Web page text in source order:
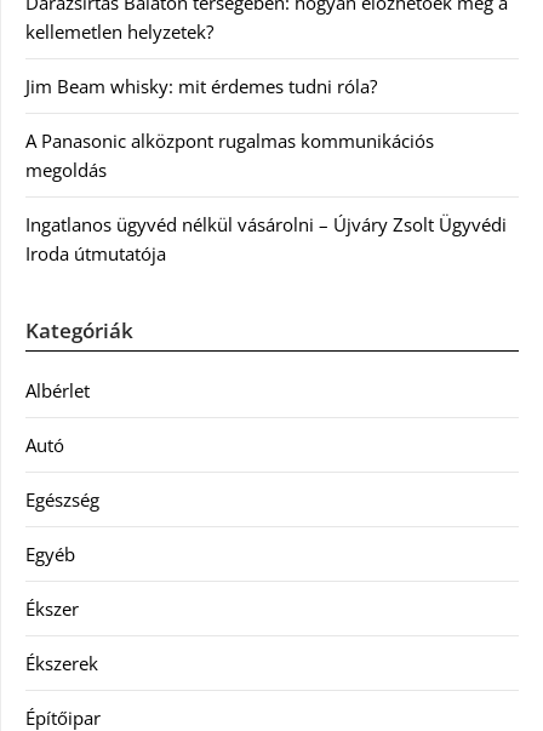
kellemetlen helyzetek?
Jim Beam whisky: mit érdemes tudni róla?
A Panasonic alközpont rugalmas kommunikációs
megoldás
Ingatlanos ügyvéd nélkül vásárolni – Újváry Zsolt Ügyvédi
Iroda útmutatója
Kategóriák
Albérlet
Autó
Egészség
Egyéb
Ékszer
Ékszerek
Építőipar